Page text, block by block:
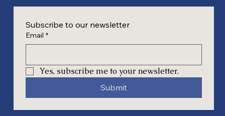
Subscribe to our newsletter
Email *
Yes, subscribe me to your newsletter.
Submit